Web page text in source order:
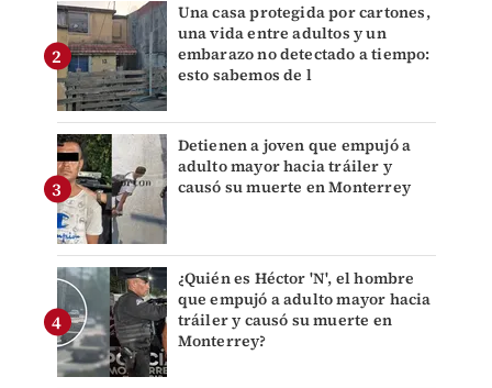
Una casa protegida por cartones,
una vida entre adultos y un
embarazo no detectado a tiempo:
esto sabemos de l
Detienen a joven que empujó a
adulto mayor hacia tráiler y
causó su muerte en Monterrey
¿Quién es Héctor 'N', el hombre
que empujó a adulto mayor hacia
tráiler y causó su muerte en
Monterrey?